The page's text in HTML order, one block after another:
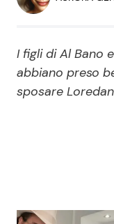
Economia
Persone
Politica
News Cinema
I figli di Al Bano
abbiano preso
sposare